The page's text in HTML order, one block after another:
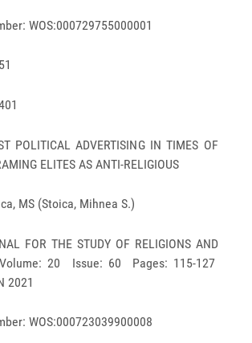
WOS:000729755000001
POLITICAL ADVERTISING IN TIMES OF
ELITES AS ANTI-RELIGIOUS
MS (Stoica, Mihnea S.)
FOR THE STUDY OF RELIGIONS AND
Volume: 20 Issue: 60 Pages: 115-127
2021
WOS:000723039900008